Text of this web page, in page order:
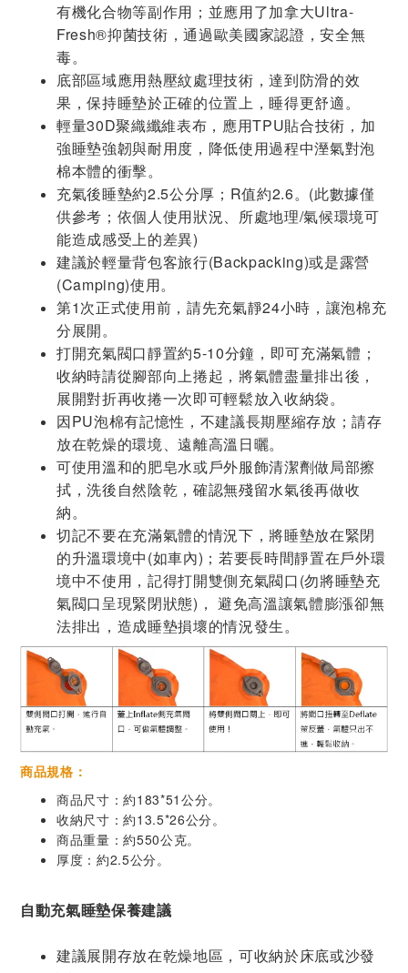
有機化合物等副作用；並應用了加拿大Ultra-
Fresh®抑菌技術，通過歐美國家認證，安全無
毒。
底部區域應用熱壓紋處理技術，達到防滑的效
果，保持睡墊於正確的位置上，睡得更舒適。
輕量30D聚織纖維表布，應用TPU貼合技術，加
強睡墊強韌與耐用度，降低使用過程中溼氣對泡
棉本體的衝擊。
充氣後睡墊約2.5公分厚；R值約2.6。(此數據僅
供參考；依個人使用狀況、所處地理/氣候環境可
能造成感受上的差異)
建議於輕量背包客旅行(Backpacking)或是露營
(Camping)使用。
第1次正式使用前，請先充氣靜24小時，讓泡棉充
分展開。
打開充氣閥口靜置約5-10分鐘，即可充滿氣體；
收納時請從腳部向上捲起，將氣體盡量排出後，
展開對折再收捲一次即可輕鬆放入收納袋。
因PU泡棉有記憶性，不建議長期壓縮存放；請存
放在乾燥的環境、遠離高溫日曬。
可使用溫和的肥皂水或戶外服飾清潔劑做局部擦
拭，洗後自然陰乾，確認無殘留水氣後再做收
納。
切記不要在充滿氣體的情況下，將睡墊放在緊閉
的升溫環境中(如車內)；若要長時間靜置在戶外環
境中不使用，記得打開雙側充氣閥口(勿將睡墊充
氣閥口呈現緊閉狀態)， 避免高溫讓氣體膨漲卻無
法排出，造成睡墊損壞的情況發生。
商品規格：
商品尺寸：約183*51公分。
收納尺寸：約13.5*26公分。
商品重量：約550公克。
厚度：約2.5公分。
自動充氣睡墊保養建議
建議展開存放在乾燥地區，可收納於床底或沙發